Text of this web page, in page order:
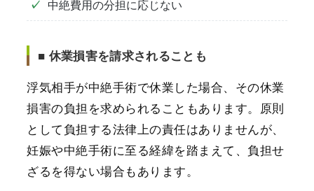
中絶費用の分担に応じない
■ 休業損害を請求されることも
浮気相手が中絶手術で休業した場合、その休業
損害の負担を求められることもあります。原則
として負担する法律上の責任はありませんが、
妊娠や中絶手術に至る経緯を踏まえて、負担せ
ざるを得ない場合もあります。